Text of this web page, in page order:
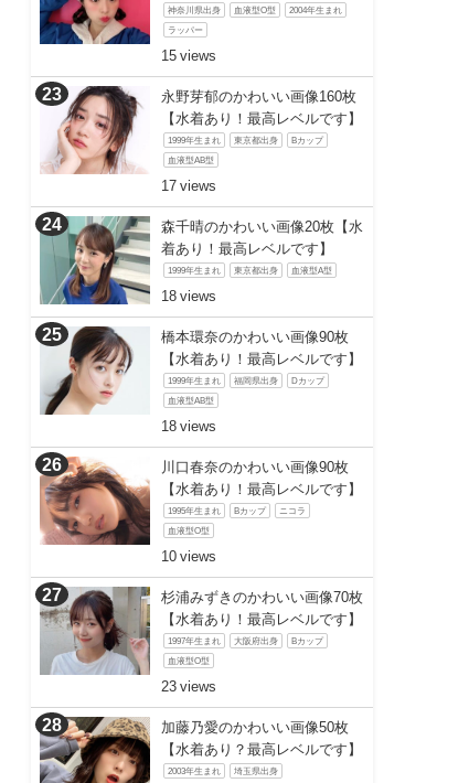
神奈川県出身 血液型O型 2004年生まれ
ラッパー
15
永野芽郁のかわいい画像160枚
【水着あり！最高レベルです】
1999年生まれ 東京都出身 Bカップ
血液型AB型
17
森千晴のかわいい画像20枚【水
着あり！最高レベルです】
1999年生まれ 東京都出身 血液型A型
18
橋本環奈のかわいい画像90枚
【水着あり！最高レベルです】
1999年生まれ 福岡県出身 Dカップ
血液型AB型
18
川口春奈のかわいい画像90枚
【水着あり！最高レベルです】
1995年生まれ Bカップ ニコラ
血液型O型
10
杉浦みずきのかわいい画像70枚
【水着あり！最高レベルです】
1997年生まれ 大阪府出身 Bカップ
血液型O型
23
加藤乃愛のかわいい画像50枚
【水着あり？最高レベルです】
2003年生まれ 埼玉県出身